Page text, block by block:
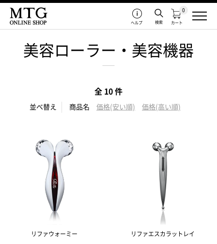
カート
0
検索
ヘルプ
美容ローラー・美容機器
全 10 件
並べ替え 商品名 価格(安い順) 価格(高い順)
リファウォーミー リファエスカラットレイ